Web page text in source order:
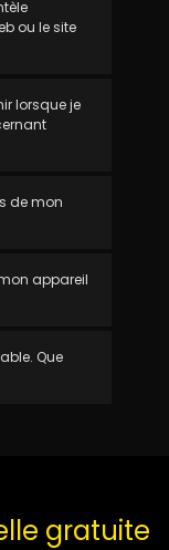
ou le site
lorsque je
de mon
appareil
Que
gratuite